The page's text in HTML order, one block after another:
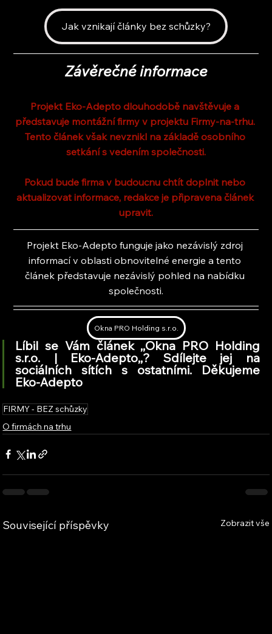
Jak vznikají články bez schůzky?
Závěrečné informace
Projekt Eko-Adepto dlouhodobě navštěvuje a
představuje montážní firmy v projektu Firmy-na-trhu.
Tento článek však nevznikl na základě osobního
setkání s vedením společnosti.
Pokud bude firma v budoucnu chtít doplnit nebo
aktualizovat informace, redakce je připravena článek
upravit.
Projekt Eko-Adepto funguje jako nezávislý zdroj
informací v oblasti obnovitelné energie a tento
článek představuje nezávislý pohled na nabídku
společnosti.
Okna PRO Holding s.r.o.
Líbil se Vám článek ,,Okna PRO Holding
s.r.o. | Eko-Adepto,,? Sdílejte jej na
sociálních sítích s ostatními. Děkujeme
Eko-Adepto
FIRMY - BEZ schůzky
O firmách na trhu
Související příspěvky Zobrazit vše